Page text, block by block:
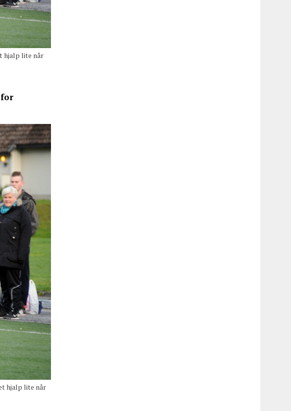
hjalp lite når
for
hjalp lite når